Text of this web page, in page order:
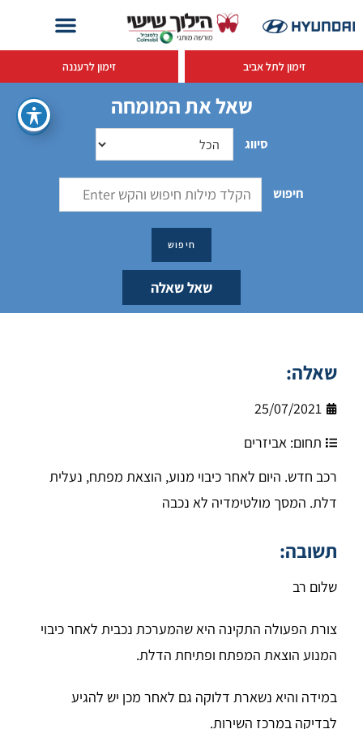
זימון לתל אביב זימון לרעננה
שאל את המומחה
סיווג
חיפוש
שאל שאלה
שאלה:
25/07/2021
תחום: אביזרים
רכב חדש. היום לאחר כיבוי מנוע, הוצאת מפתח, נעלית
דלת. המסך מולטימדיה לא נכבה
תשובה:
שלום רב
צורת הפעולה התקינה היא שהמערכת נכבית לאחר כיבוי
המנוע הוצאת המפתח ופתיחת הדלת.
במידה והיא נשארת דלוקה גם לאחר מכן יש להגיע
לבדיקה במרכז השירות.